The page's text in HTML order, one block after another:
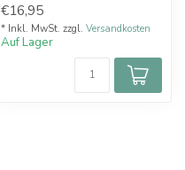
€16,95
* Inkl. MwSt. zzgl. Versandkosten
Auf Lager